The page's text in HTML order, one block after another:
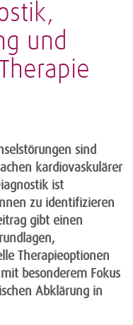
und
sind
kardiovaskulärer
ist
zu identifizieren
gibt einen
Therapieoptionen
besonderem Fokus
Abklärung in